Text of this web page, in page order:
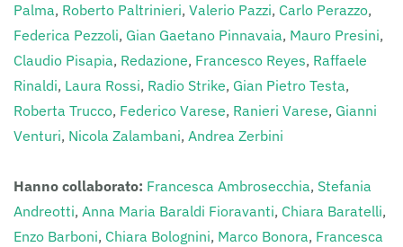
Palma, Roberto Paltrinieri, Valerio Pazzi, Carlo Perazzo,
Federica Pezzoli, Gian Gaetano Pinnavaia, Mauro Presini,
Claudio Pisapia, Redazione, Francesco Reyes, Raffaele
Rinaldi, Laura Rossi, Radio Strike, Gian Pietro Testa,
Roberta Trucco, Federico Varese, Ranieri Varese, Gianni
Venturi, Nicola Zalambani, Andrea Zerbini
Hanno collaborato: Francesca Ambrosecchia, Stefania
Andreotti, Anna Maria Baraldi Fioravanti, Chiara Baratelli,
Enzo Barboni, Chiara Bolognini, Marco Bonora, Francesca